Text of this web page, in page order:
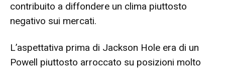
contribuito a diffondere un clima piuttosto
negativo sui mercati.
L’aspettativa prima di Jackson Hole era di un
Powell piuttosto arroccato su posizioni molto